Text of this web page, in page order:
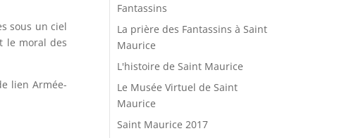
sous un ciel
le moral des
lien Armée-
Fantassins
La prière des Fantassins à Saint
Maurice
L'histoire de Saint Maurice
Le Musée Virtuel de Saint
Maurice
Saint Maurice 2017